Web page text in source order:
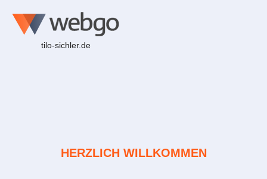
tilo-sichler.de
HERZLICH WILLKOMMEN